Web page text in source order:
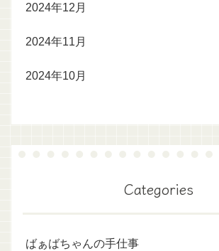
2024年12月
2024年11月
2024年10月
Categories
ばぁばちゃんの手仕事